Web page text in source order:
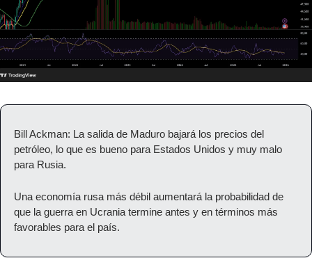
Bill Ackman: La salida de Maduro bajará los precios del
petróleo, lo que es bueno para Estados Unidos y muy malo
para Rusia.
Una economía rusa más débil aumentará la probabilidad de
que la guerra en Ucrania termine antes y en términos más
favorables para el país.